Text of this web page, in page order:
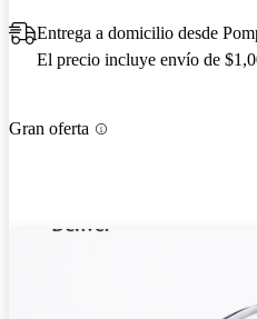
Entrega a domicilio desde
El precio incluye envío de
Gran oferta